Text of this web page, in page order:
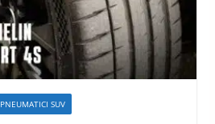
PNEUMATICI SUV